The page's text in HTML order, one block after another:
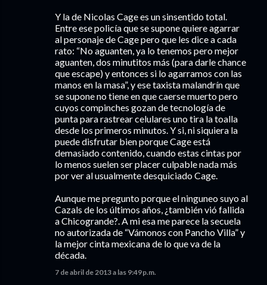
Y la de Nicolas Cage es un sinsentido total.
Entre ese policía que se supone quiere agarrar
al personaje de Cage pero que les dice a cada
rato: “No aguanten, ya lo tenemos pero mejor
aguanten, dos minutitos más (para darle chance
que escape) y entonces si lo agarramos con las
manos en la masa”, y ese taxista malandrín que
se supone no tiene en que caerse muerto pero
cuyos compinches gozan de tecnología de
punta para rastrear celulares uno tira la toalla
desde los primeros minutos. Y si, ni siquiera la
puede disfrutar bien porque Cage está
demasiado contenido, cuando estas cintas por
lo menos suelen ser placer culpable nada más
por ver al usualmente desquiciado Cage.
Aunque me pregunto porque el ninguneo suyo al
Cazals de los últimos años, ¿también vió fallida
a Chicogrande?. A mi esa me parece la secuela
no autorizada de “Vámonos con Pancho Villa” y
la mejor cinta mexicana de lo que va de la
década.
7 de abril de 2013 a las 9:49 p.m.